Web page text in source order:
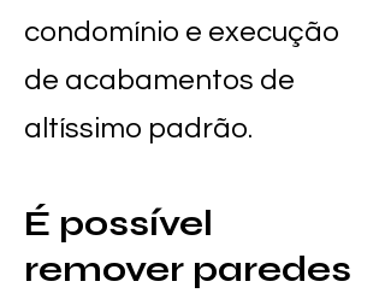
condomínio e execução
de acabamentos de
altíssimo padrão.
É possível
remover paredes